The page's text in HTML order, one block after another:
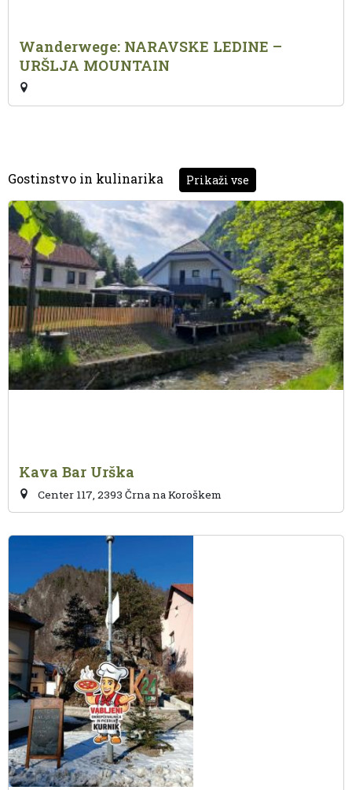
Wanderwege: NARAVSKE LEDINE –
URŠLJA MOUNTAIN
Gostinstvo in kulinarika Prikaži vse
Kava Bar Urška
Center 117, 2393 Črna na Koroškem